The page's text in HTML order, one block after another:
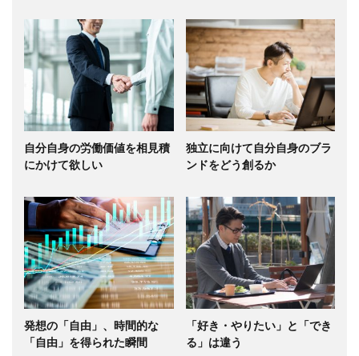
自分自身の労働価値を相見積
にかけて欲しい
独立に向けて自分自身のブラ
ンドをどう創るか
発想の「自由」、時間的な
「自由」を得られた瞬間
「好き・やりたい」と「でき
る」は違う